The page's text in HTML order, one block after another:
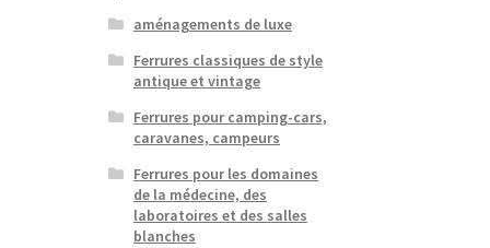
aménagements de luxe
Ferrures classiques de style
antique et vintage
Ferrures pour camping-cars,
caravanes, campeurs
Ferrures pour les domaines
de la médecine, des
laboratoires et des salles
blanches